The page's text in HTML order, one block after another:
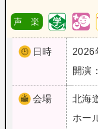
声 楽
日時
2026
開演
会場 北海
ホー